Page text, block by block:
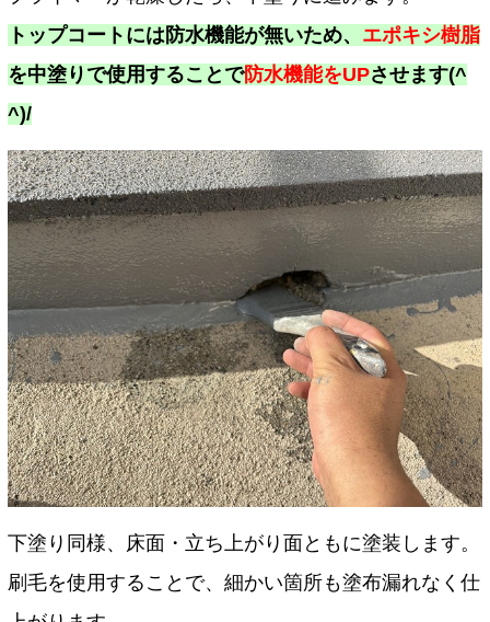
トップコートには防水機能が無いため、 エポキシ樹脂
を中塗りで使用することで防水機能をUPさせます(^
^)/
下塗り同様、床面・立ち上がり面ともに塗装します。
刷毛を使用することで、細かい箇所も塗布漏れなく仕